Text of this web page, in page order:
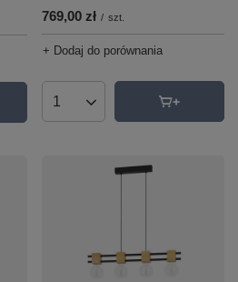
769,00 zł / szt.
+ Dodaj do porównania
Ilość produktów